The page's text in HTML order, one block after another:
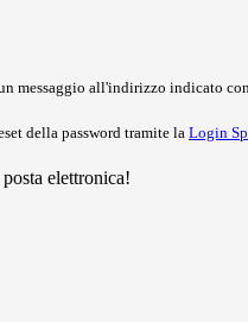
messaggio all'indirizzo indicato
della password tramite la Login
elettronica!